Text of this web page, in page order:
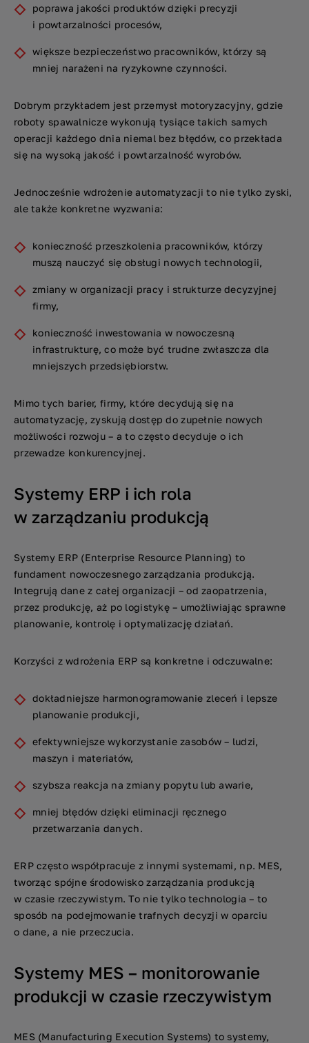
poprawa jakości produktów dzięki precyzji
i powtarzalności procesów,
większe bezpieczeństwo pracowników, którzy są
mniej narażeni na ryzykowne czynności.
Dobrym przykładem jest przemysł motoryzacyjny, gdzie
roboty spawalnicze wykonują tysiące takich samych
operacji każdego dnia niemal bez błędów, co przekłada
się na wysoką jakość i powtarzalność wyrobów.
Jednocześnie wdrożenie automatyzacji to nie tylko zyski,
ale także konkretne wyzwania:
konieczność przeszkolenia pracowników, którzy
muszą nauczyć się obsługi nowych technologii,
zmiany w organizacji pracy i strukturze decyzyjnej
firmy,
konieczność inwestowania w nowoczesną
infrastrukturę, co może być trudne zwłaszcza dla
mniejszych przedsiębiorstw.
Mimo tych barier, firmy, które decydują się na
automatyzację, zyskują dostęp do zupełnie nowych
możliwości rozwoju – a to często decyduje o ich
przewadze konkurencyjnej.
Systemy ERP i ich rola
w zarządzaniu produkcją
Systemy ERP (Enterprise Resource Planning) to
fundament nowoczesnego zarządzania produkcją.
Integrują dane z całej organizacji – od zaopatrzenia,
przez produkcję, aż po logistykę – umożliwiając sprawne
planowanie, kontrolę i optymalizację działań.
Korzyści z wdrożenia ERP są konkretne i odczuwalne:
dokładniejsze harmonogramowanie zleceń i lepsze
planowanie produkcji,
efektywniejsze wykorzystanie zasobów – ludzi,
maszyn i materiałów,
szybsza reakcja na zmiany popytu lub awarie,
mniej błędów dzięki eliminacji ręcznego
przetwarzania danych.
ERP często współpracuje z innymi systemami, np. MES,
tworząc spójne środowisko zarządzania produkcją
w czasie rzeczywistym. To nie tylko technologia – to
sposób na podejmowanie trafnych decyzji w oparciu
o dane, a nie przeczucia.
Systemy MES – monitorowanie
produkcji w czasie rzeczywistym
MES (Manufacturing Execution Systems) to systemy,